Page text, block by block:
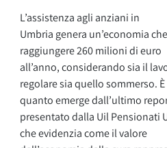
L’assistenza agli anziani in
Umbria genera un’economia
raggiungere 260 milioni di euro
all’anno, considerando sia il
regolare sia quello sommerso. È
quanto emerge dall’ultimo
presentato dalla Uil Pensionati
che evidenzia come il valore